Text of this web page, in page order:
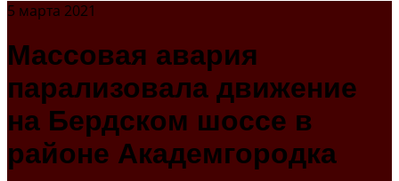
5 марта 2021
Массовая авария
парализовала движение
на Бердском шоссе в
районе Академгородка